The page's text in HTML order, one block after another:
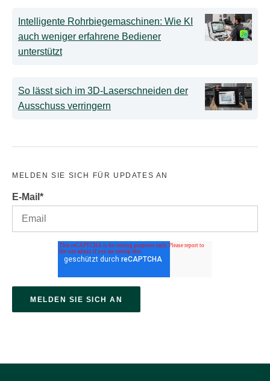
Intelligente Rohrbiegemaschinen: Wie KI
auch weniger erfahrene Bediener
unterstützt
So lässt sich im 3D-Laserschneiden der
Ausschuss verringern
MELDEN SIE SICH FÜR UPDATES AN
E-Mail *